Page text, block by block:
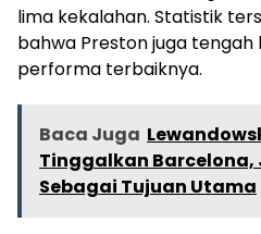
lima kekalahan. Statistik
bahwa Preston juga
performa terbaiknya.
Baca Juga
Tinggalkan Barcelona,
Sebagai Tujuan Utama